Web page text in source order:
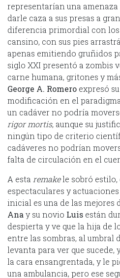
representarían una
darle caza a sus presas a
diferencia primordial con
cansino, con sus pies
apenas emitiendo gruñidos
siglo XXI presentó a zombis
carne humana, gritones y
George A. Romero expresó
modificación en el
un cadáver no podría
rigor mortis, aunque su
ningún tipo de criterio
cadáveres no podrían
falta de circulación en el
A esta remakele sobró estilo,
espectaculares y
inicial es una de las mejores
Ana y su novio Luis están
despierta y ve que la hija de
entre las sombras, al umbral
levanta para ver que sucede,
la cara ensangrentada, y le
una ambulancia, pero ese